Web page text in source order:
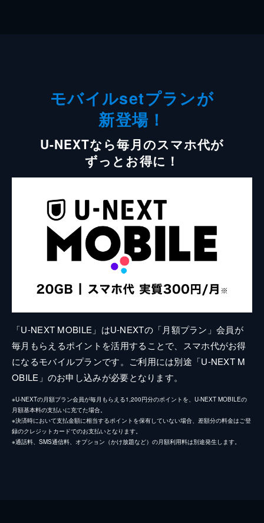
モバイルsetプランが
新登場！
U-NEXTなら毎月のスマホ代が
ずっとお得に！
「U-NEXT MOBILE」はU-NEXTの「月額プラン」会員が
毎月もらえるポイントを活用することで、スマホ代がお得
になるモバイルプランです。ご利用には別途「U-NEXT M
OBILE」のお申し込みが必要となります。
※U-NEXTの月額プラン会員が毎月もらえる1,200円分のポイントを、U-NEXT MOBILEの
月額基本料の支払いに充てた場合。
※決済時において支払金額に相当するポイントを保有していない場合、差額分の料金はご登
録のクレジットカードでのお支払いとなります。
※通話料、SMS通信料、オプション（かけ放題など）の月額利用料は別途発生します。